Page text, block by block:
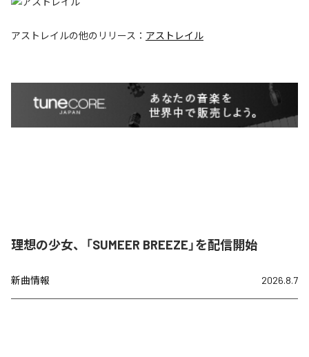
アストレイルの他のリリース： アストレイル
理想の少女、「SUMEER BREEZE」を配信開始
新曲情報 2026.8.7